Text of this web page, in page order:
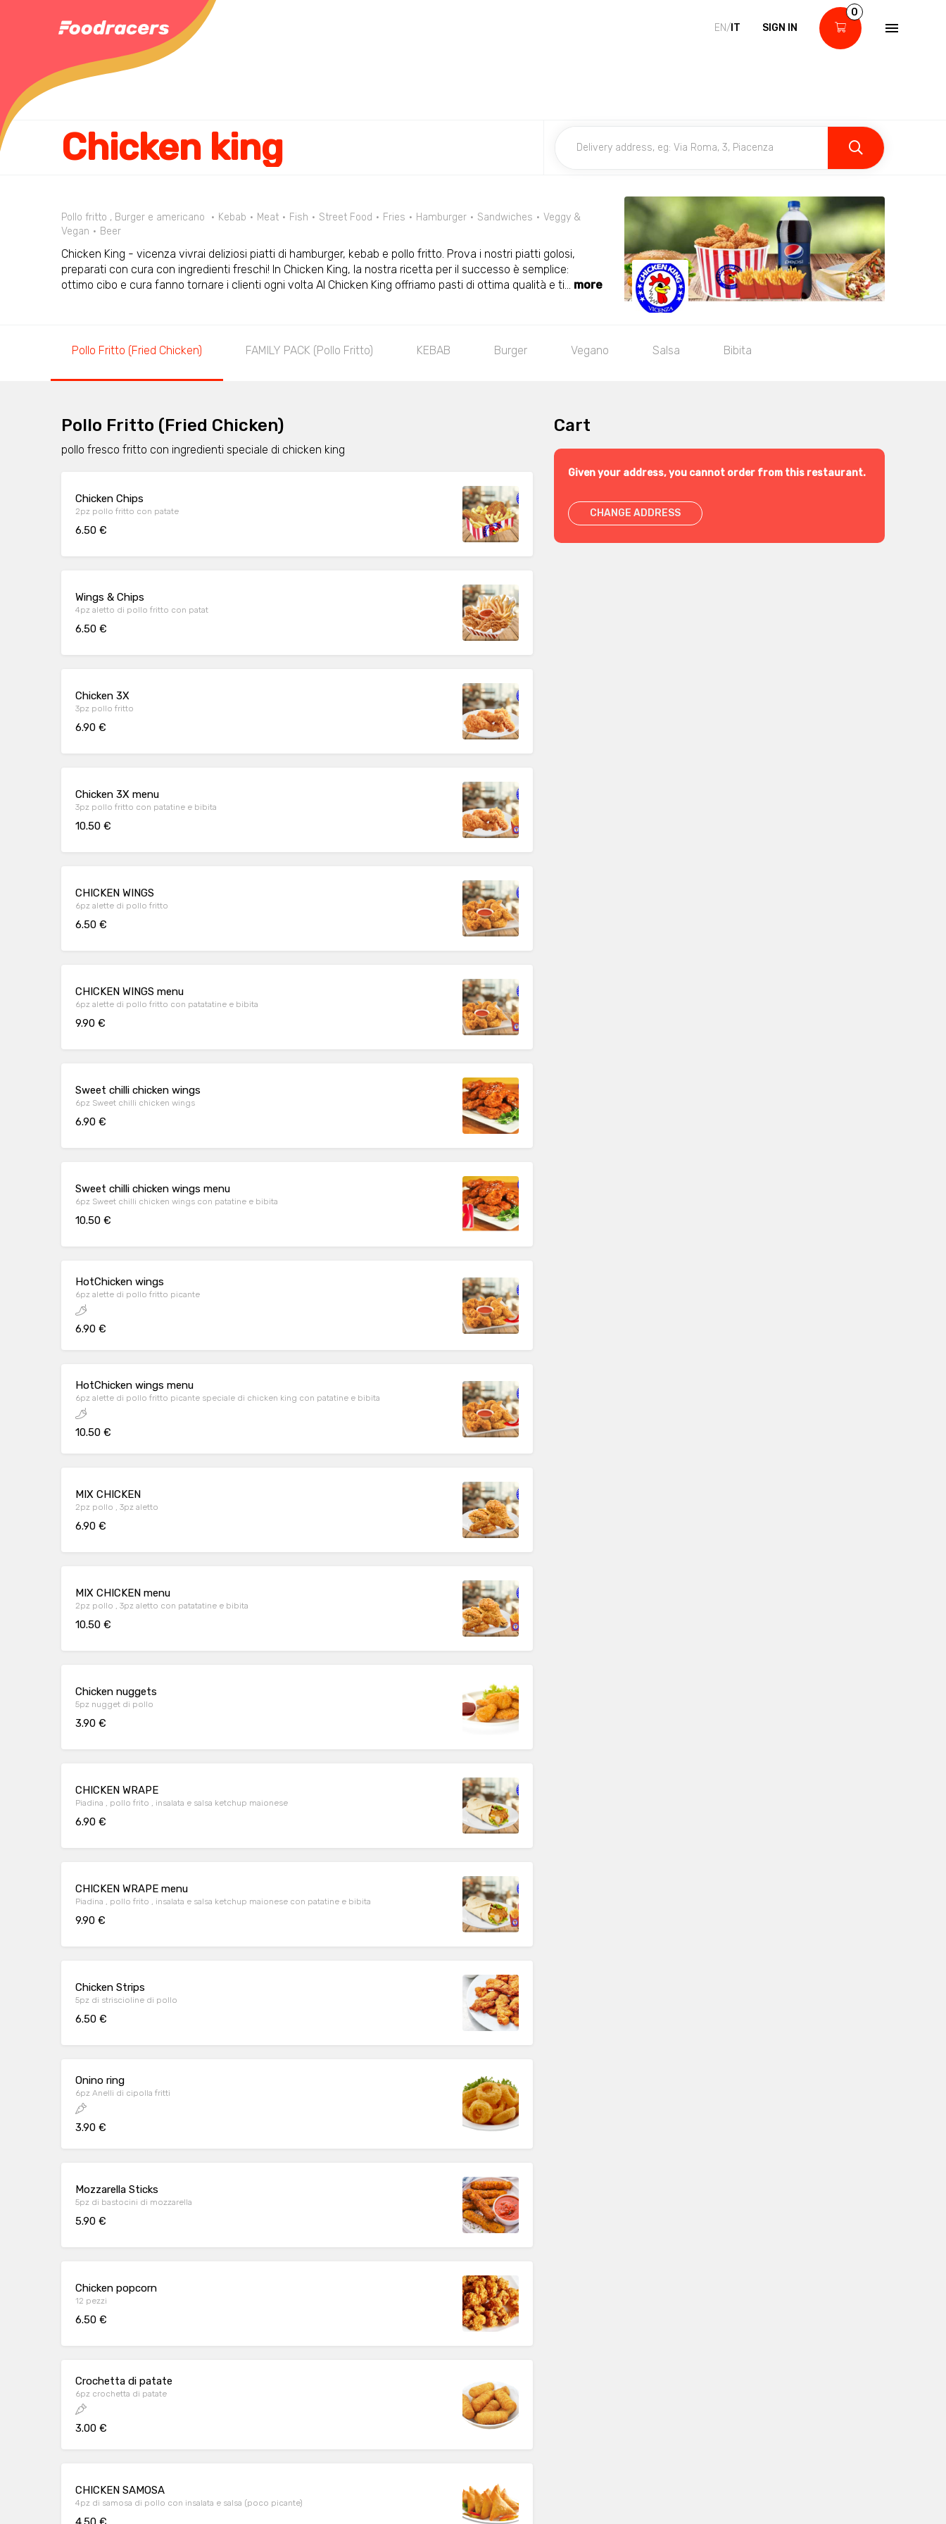
EN/ IT SIGN IN
0
Chicken king
Pollo fritto , Burger e americano Kebab Meat Fish Street Food Fries Hamburger Sandwiches
Veggy &
Vegan
Beer
Chicken King - vicenza vivrai deliziosi piatti di hamburger, kebab e pollo fritto. Prova i nostri piatti golosi,
preparati con cura con ingredienti freschi! In Chicken King, la nostra ricetta per il successo è semplice:
ottimo cibo e cura fanno tornare i clienti ogni volta Al Chicken King offriamo pasti di ottima qualità e ti... more
Pollo Fritto (Fried Chicken) FAMILY PACK (Pollo Fritto) KEBAB Burger Vegano Salsa Bibita
Pollo Fritto (Fried Chicken)
pollo fresco fritto con ingredienti speciale di chicken king
Chicken Chips
2pz pollo fritto con patate
6.50 €
Wings & Chips
4pz aletto di pollo fritto con patat
6.50 €
Chicken 3X
3pz pollo fritto
6.90 €
Chicken 3X menu
3pz pollo fritto con patatine e bibita
10.50 €
CHICKEN WINGS
6pz alette di pollo fritto
6.50 €
CHICKEN WINGS menu
6pz alette di pollo fritto con patatatine e bibita
9.90 €
Sweet chilli chicken wings
6pz Sweet chilli chicken wings
6.90 €
Sweet chilli chicken wings menu
6pz Sweet chilli chicken wings con patatine e bibita
10.50 €
HotChicken wings
6pz alette di pollo fritto picante
6.90 €
HotChicken wings menu
6pz alette di pollo fritto picante speciale di chicken king con patatine e bibita
10.50 €
MIX CHICKEN
2pz pollo , 3pz aletto
6.90 €
MIX CHICKEN menu
2pz pollo , 3pz aletto con patatatine e bibita
10.50 €
Chicken nuggets
5pz nugget di pollo
3.90 €
CHICKEN WRAPE
Piadina , pollo frito , insalata e salsa ketchup maionese
6.90 €
CHICKEN WRAPE menu
Piadina , pollo frito , insalata e salsa ketchup maionese con patatine e bibita
9.90 €
Chicken Strips
5pz di striscioline di pollo
6.50 €
Onino ring
6pz Anelli di cipolla fritti
3.90 €
Mozzarella Sticks
5pz di bastocini di mozzarella
5.90 €
Chicken popcorn
12 pezzi
6.50 €
Crochetta di patate
6pz crochetta di patate
3.00 €
CHICKEN SAMOSA
4pz di samosa di pollo con insalata e salsa (poco picante)
Cart
Given your address, you cannot order from this restaurant.
CHANGE ADDRESS